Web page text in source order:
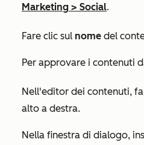
Marketing > Social.
Fare clic sul nome del
Per approvare i contenuti
Nell'editor dei contenuti,
alto a destra.
Nella finestra di dialogo,